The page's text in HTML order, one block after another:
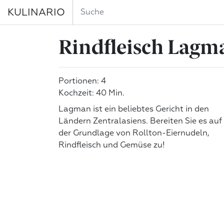
KULINARIO
Rindfleisch
Portionen: 4
Kochzeit: 40 Min.
Lagman ist ein beliebtes Gericht in den
Ländern Zentralasiens. Bereiten Sie es auf
der Grundlage von Rollton-Eiernudeln,
Rindfleisch und Gemüse zu!